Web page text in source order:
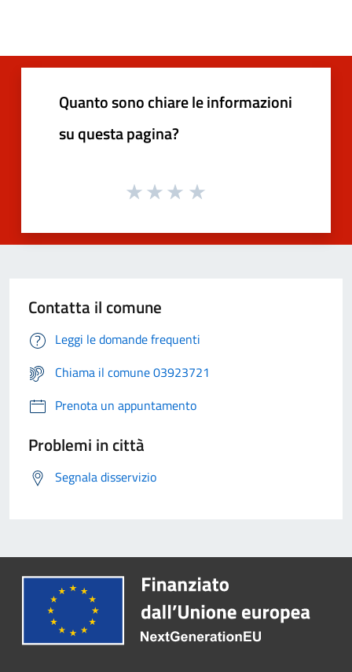
Quanto sono chiare le informazioni
su questa pagina?
Contatta il comune
Leggi le domande frequenti
Chiama il comune 03923721
Prenota un appuntamento
Problemi in città
Segnala disservizio